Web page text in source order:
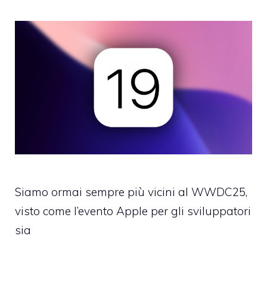
Siamo ormai sempre più vicini al WWDC25,
visto come l’evento Apple per gli sviluppatori
sia